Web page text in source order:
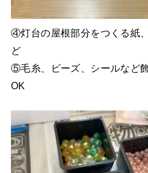
④灯台の屋根部分をつくる紙
ど
⑤毛糸、ビーズ、シールなど
OK